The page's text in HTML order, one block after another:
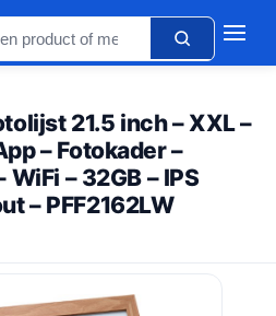
21.5 inch – XXL –
– Fotokader –
– 32GB – IPS
– PFF2162LW